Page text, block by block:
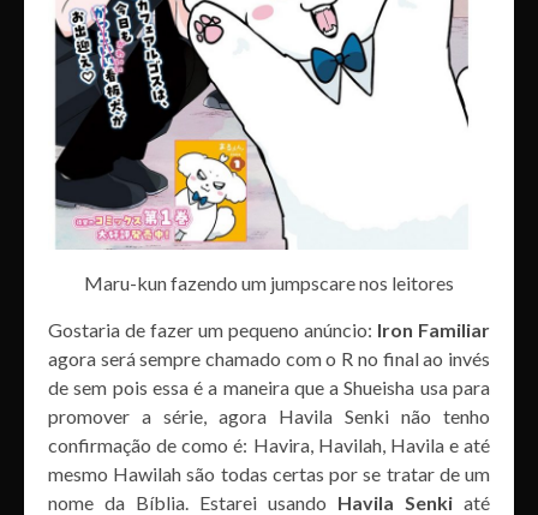
Maru-kun fazendo um jumpscare nos leitores
Gostaria de fazer um pequeno anúncio: Iron Familiar
agora será sempre chamado com o R no final ao invés
de sem pois essa é a maneira que a Shueisha usa para
promover a série, agora Havila Senki não tenho
confirmação de como é: Havira, Havilah, Havila e até
mesmo Hawilah são todas certas por se tratar de um
nome da Bíblia. Estarei usando Havila Senki até